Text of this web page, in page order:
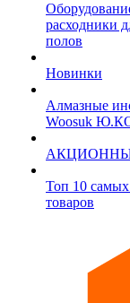
расходники
полов
Новинки
Алмазные
Woosuk
Топ 10
товаров